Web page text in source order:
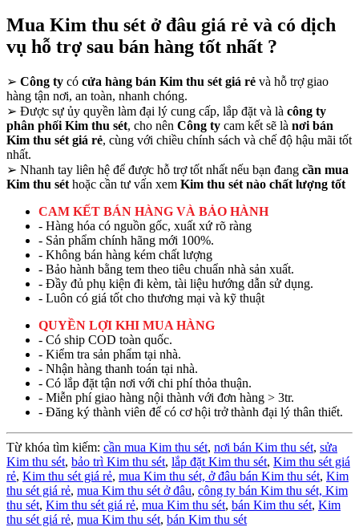
Mua Kim thu sét ở đâu giá rẻ và có dịch
vụ hỗ trợ sau bán hàng tốt nhất ?
➢ Công ty có cửa hàng bán Kim thu sét giá rẻ và hỗ trợ giao
hàng tận nơi, an toàn, nhanh chóng.
➢ Được sự ủy quyền làm đại lý cung cấp, lắp đặt và là công ty
phân phối Kim thu sét, cho nên Công ty cam kết sẽ là nơi bán
Kim thu sét giá rẻ, cùng với chiều chính sách và chế độ hậu mãi tốt
nhất.
➢ Nhanh tay liên hệ để được hỗ trợ tốt nhất nếu bạn đang cần mua
Kim thu sét hoặc cần tư vấn xem Kim thu sét nào chất lượng tốt
CAM KẾT BÁN HÀNG VÀ BẢO HÀNH
- Hàng hóa có nguồn gốc, xuất xứ rõ ràng
- Sản phẩm chính hãng mới 100%.
- Không bán hàng kém chất lượng
- Bảo hành bằng tem theo tiêu chuẩn nhà sản xuất.
- Đầy đủ phụ kiện đi kèm, tài liệu hướng dẫn sử dụng.
- Luôn có giá tốt cho thương mại và kỹ thuật
QUYỀN LỢI KHI MUA HÀNG
- Có ship COD toàn quốc.
- Kiểm tra sản phẩm tại nhà.
- Nhận hàng thanh toán tại nhà.
- Có lắp đặt tận nơi với chi phí thỏa thuận.
- Miễn phí giao hàng nội thành với đơn hàng > 3tr.
- Đăng ký thành viên để có cơ hội trở thành đại lý thân thiết.
Từ khóa tìm kiếm: cần mua Kim thu sét, nơi bán Kim thu sét, sửa
Kim thu sét, bảo trì Kim thu sét, lắp đặt Kim thu sét, Kim thu sét giá
rẻ, Kim thu sét giá rẻ, mua Kim thu sét, ở đâu bán Kim thu sét, Kim
thu sét giá rẻ, mua Kim thu sét ở đâu, công ty bán Kim thu sét, Kim
thu sét, Kim thu sét giá rẻ, mua Kim thu sét, bán Kim thu sét, Kim
thu sét giá rẻ, mua Kim thu sét, bán Kim thu sét